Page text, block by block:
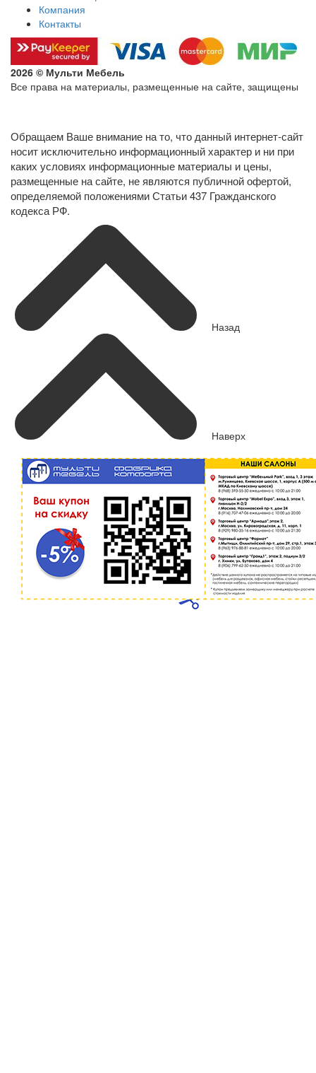
Компания
Контакты
2026 © Мульти Мебель
Все права на материалы, размещенные на сайте, защищены
Обращаем Ваше внимание на то, что данный интернет-сайт
носит исключительно информационный характер и ни при
каких условиях информационные материалы и цены,
размещенные на сайте, не являются публичной офертой,
определяемой положениями Статьи 437 Гражданского
кодекса РФ.
Назад
Наверх